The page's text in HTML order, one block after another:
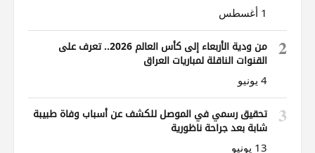
1 أغسطس
2
من ودية الأربعاء إلى كأس العالم 2026.. تعرف على
القنوات الناقلة لمباريات العراق
4 يونيو
3
تحقيق رسمي في الموصل للكشف عن أسباب وفاة طبيبة
شابة بعد جراحة ناظورية
13 يونيو